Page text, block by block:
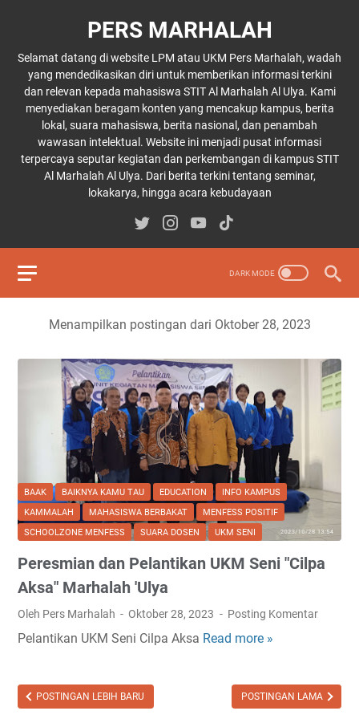
PERS MARHALAH
Selamat datang di website LPM atau UKM Pers Marhalah, wadah
yang mendedikasikan diri untuk memberikan informasi terkini
dan relevan kepada mahasiswa STIT Al Marhalah Al Ulya. Kami
menyediakan beragam konten yang mencakup kampus, berita
lokal, suara mahasiswa, berita nasional, dan penambah
wawasan intelektual. Website ini menjadi pusat informasi
terpercaya seputar kegiatan dan perkembangan di kampus STIT
Al Marhalah Al Ulya. Dari berita terkini tentang seminar,
lokakarya, hingga acara kebudayaan
Menampilkan postingan dari Oktober 28, 2023
BAAK BAIKNYA KAMU TAU EDUCATION
INFO KAMPUS
KAMMALAH
MAHASISWA BERBAKAT
MENFESS POSITIF
SCHOOLZONE MENFESS
SUARA DOSEN UKM SENI
Peresmian dan Pelantikan UKM Seni "Cilpa
Aksa" Marhalah 'Ulya
Oleh Pers Marhalah Oktober 28, 2023 Posting Komentar
Pelantikan UKM Seni Cilpa Aksa Read more »
e
POSTINGAN LEBIH BARU POSTINGAN LAMA